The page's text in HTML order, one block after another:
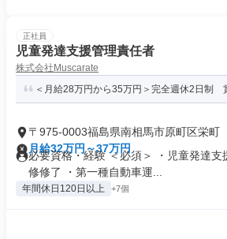
正社員
児童発達支援管理責任者
株式会社Muscarate
＜月給28万円から35万円＞完全週休2日制
〒975-0003福島県南相馬市原町区栄町
月給32万円～37万円
必要資格・経験 ＜必須＞ ・児童発達支
修修了 ・第一種自動車運...
年間休日120日以上 +7個